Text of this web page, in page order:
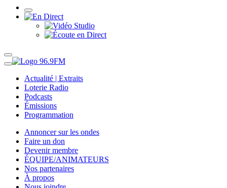
Actualité | Extraits
Loterie Radio
Podcasts
Émissions
Programmation
Annoncer sur les ondes
Faire un don
Devenir membre
ÉQUIPE/ANIMATEURS
Nos partenaires
À propos